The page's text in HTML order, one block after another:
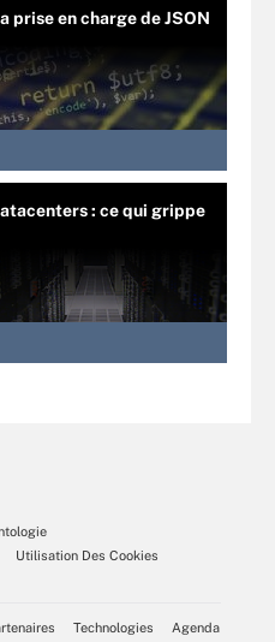
prise en charge de JSON
: ce qui grippe
Utilisation Des Cookies
Technologies Agenda